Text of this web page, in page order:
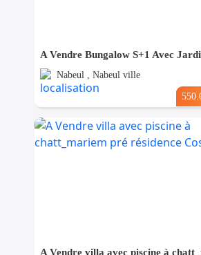
Nabeul , Nabeul ville